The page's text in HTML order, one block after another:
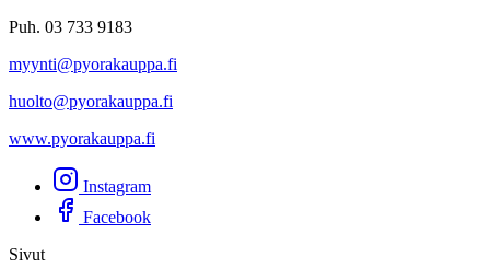
Puh. 03 733 9183
myynti@pyorakauppa.fi
huolto@pyorakauppa.fi
www.pyorakauppa.fi
Instagram
Facebook
Sivut